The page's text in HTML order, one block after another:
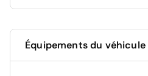
Sans filet de coffre
Sans Pare-soleil intégrés dans
Équipements du véhicule